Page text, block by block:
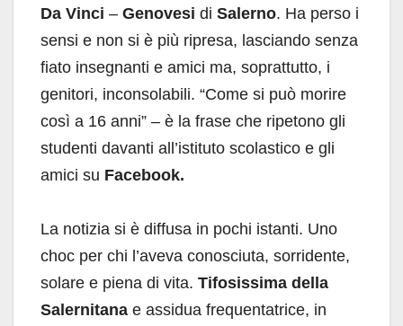
Da Vinci – Genovesi di Salerno. Ha perso i
sensi e non si è più ripresa, lasciando senza
fiato insegnanti e amici ma, soprattutto, i
genitori, inconsolabili. “Come si può morire
così a 16 anni” – è la frase che ripetono gli
studenti davanti all’istituto scolastico e gli
amici su Facebook.
La notizia si è diffusa in pochi istanti. Uno
choc per chi l’aveva conosciuta, sorridente,
solare e piena di vita. Tifosissima della
Salernitana e assidua frequentatrice, in